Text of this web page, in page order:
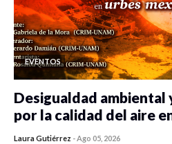
EVENTOS
Desigualdad
por la calidad del aire
Laura Gutiérrez -Ago 05, 2026